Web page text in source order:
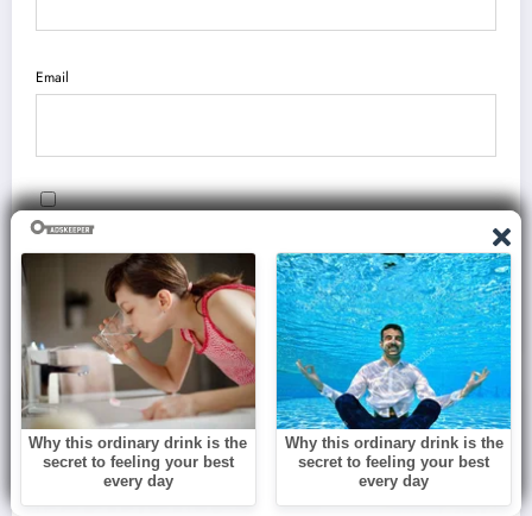
Email
Save my name, email, and website in this browser for the next time I
You May Have Missed